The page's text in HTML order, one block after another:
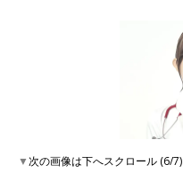
▼次の画像は下へスクロール (6/7)